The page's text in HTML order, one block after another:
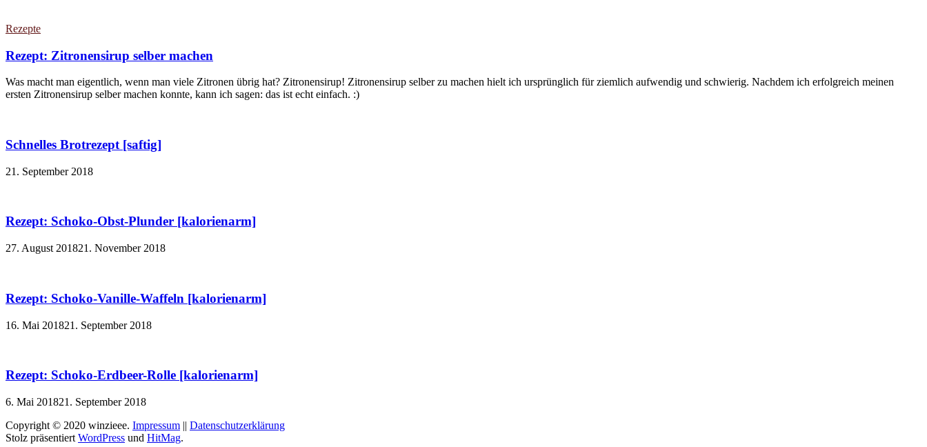
Rezepte
Rezept: Zitronensirup selber machen
Was macht man eigentlich, wenn man viele Zitronen übrig hat? Zitronensirup! Zitronensirup selber zu machen hielt ich ursprünglich für ziemlich aufwendig und schwierig. Nachdem ich erfolgreich meinen
ersten Zitronensirup selber machen konnte, kann ich sagen: das ist echt einfach. :)
Schnelles Brotrezept [saftig]
21. September 2018
Rezept: Schoko-Obst-Plunder [kalorienarm]
27. August 201821. November 2018
Rezept: Schoko-Vanille-Waffeln [kalorienarm]
16. Mai 201821. September 2018
Rezept: Schoko-Erdbeer-Rolle [kalorienarm]
6. Mai 201821. September 2018
Copyright © 2020 winzieee. Impressum || Datenschutzerklärung
Stolz präsentiert WordPress und HitMag.